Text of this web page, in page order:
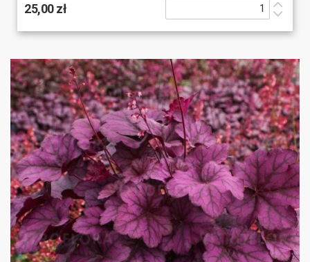
25,00 zł